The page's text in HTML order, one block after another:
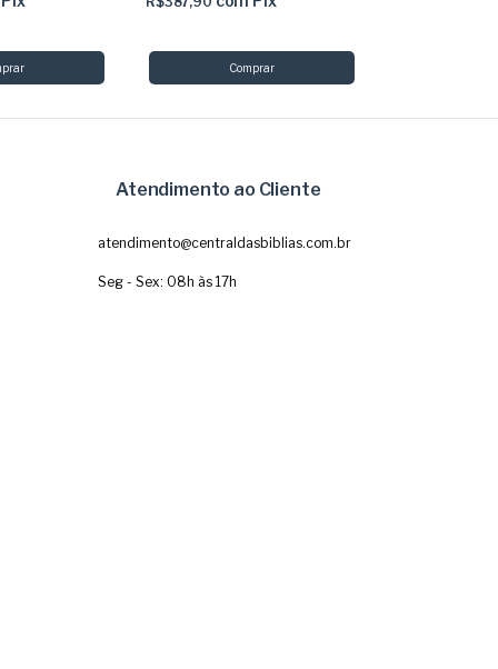
Atendimento ao Cliente
atendimento@centraldasbiblias.com.br
Seg - Sex: 08h às 17h